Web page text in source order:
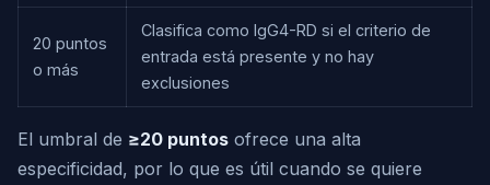
20 puntos
o más
Clasifica como IgG4-RD si el criterio de
entrada está presente y no hay
exclusiones
El umbral de ≥20 puntos ofrece una alta
especificidad, por lo que es útil cuando se quiere